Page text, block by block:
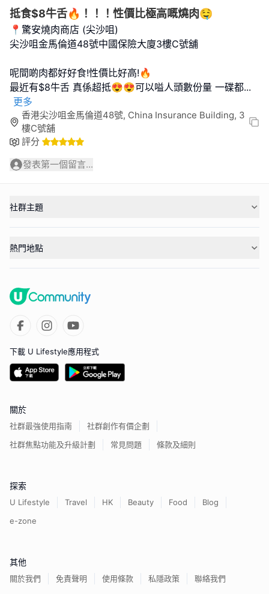
抵食$8牛舌🔥！！！性價比極高嘅燒肉🤤
📍驚安燒肉商店 (尖沙咀)
尖沙咀金馬倫道48號中國保險大廈3樓C號舖
呢間啲肉都好好食!性價比好高!🔥
最近有$8牛舌 真係超抵😍😍可以嗌人頭數份量 一碟都...
更多
香港尖沙咀金馬倫道48號, China Insurance Building, 3
樓C號舖
評分
發表第一個留言...
社群主題
熱門地點
下載 U Lifestyle應用程式
關於
社群最強使用指南
社群創作有價企劃
社群焦點功能及升級計劃
常見問題 條款及細則
探索
U Lifestyle Travel HK Beauty Food
Blog
e-zone
其他
關於我們 免責聲明 使用條款 私隱政策 聯絡我們